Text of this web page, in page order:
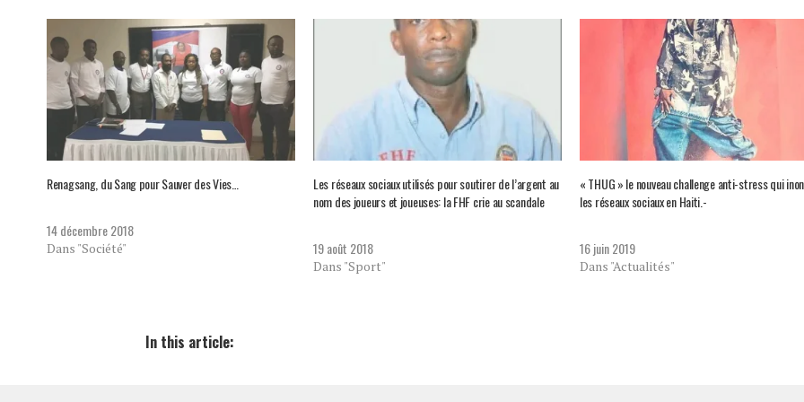
Renagsang, du Sang pour Sauver des Vies…
14 décembre 2018
Dans "Société"
Les réseaux sociaux utilisés pour soutirer de l’argent au
nom des joueurs et joueuses: la FHF crie au scandale
19 août 2018
Dans "Sport"
« THUG » le nouveau challenge anti-stress qui
les réseaux sociaux en Haiti.-
16 juin 2019
Dans "Actualités"
In this article: